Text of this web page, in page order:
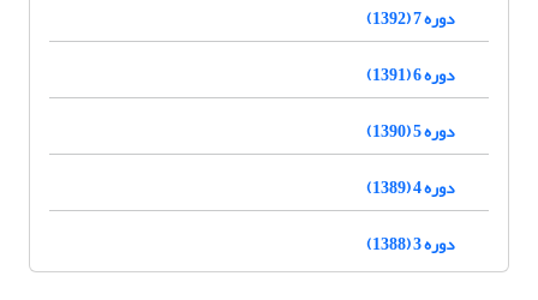
دوره 7 (1392)
دوره 6 (1391)
دوره 5 (1390)
دوره 4 (1389)
دوره 3 (1388)